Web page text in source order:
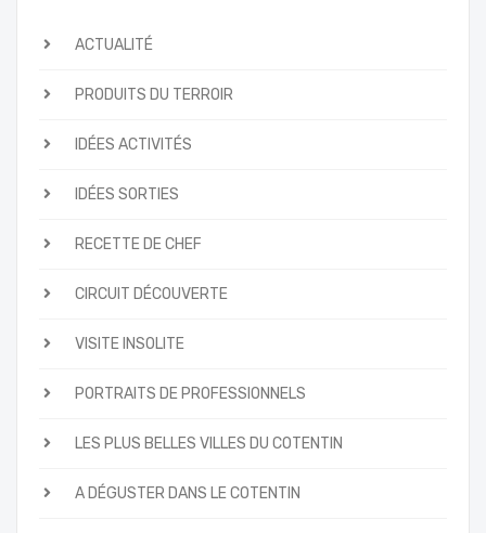
ACTUALITÉ
PRODUITS DU TERROIR
IDÉES ACTIVITÉS
IDÉES SORTIES
RECETTE DE CHEF
CIRCUIT DÉCOUVERTE
VISITE INSOLITE
PORTRAITS DE PROFESSIONNELS
LES PLUS BELLES VILLES DU COTENTIN
A DÉGUSTER DANS LE COTENTIN